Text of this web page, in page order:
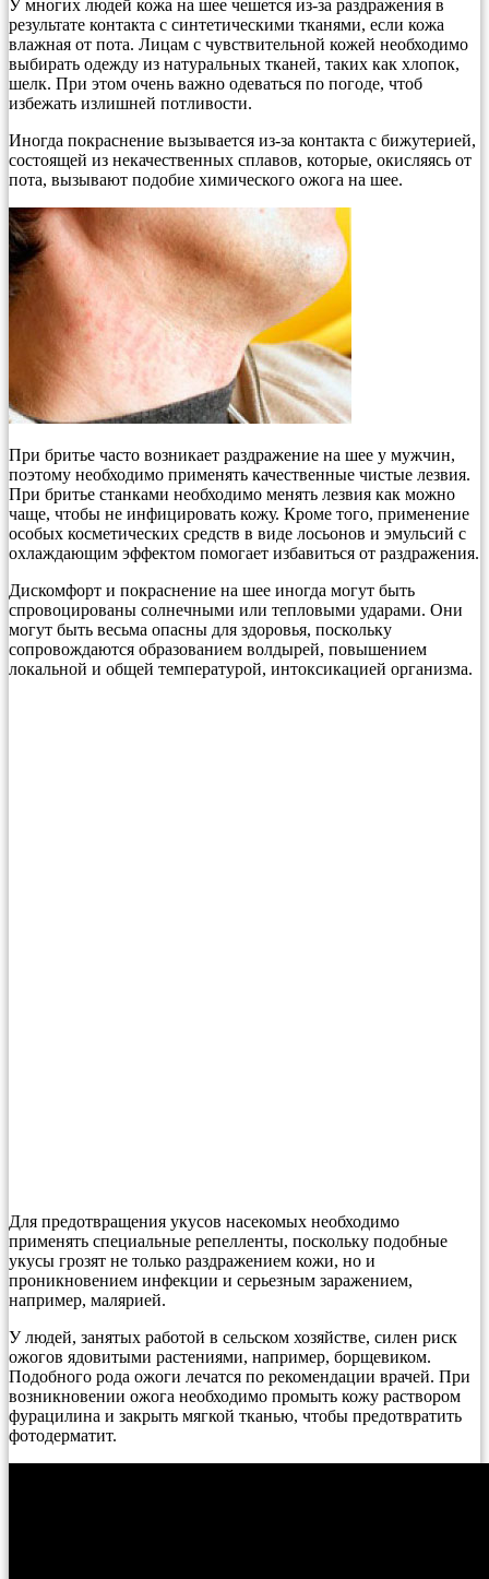
У многих людей кожа на шее чешется из-за раздражения в
результате контакта с синтетическими тканями, если кожа
влажная от пота. Лицам с чувствительной кожей необходимо
выбирать одежду из натуральных тканей, таких как хлопок,
шелк. При этом очень важно одеваться по погоде, чтоб
избежать излишней потливости.
Иногда покраснение вызывается из-за контакта с бижутерией,
состоящей из некачественных сплавов, которые, окисляясь от
пота, вызывают подобие химического ожога на шее.
При бритье часто возникает раздражение на шее у мужчин,
поэтому необходимо применять качественные чистые лезвия.
При бритье станками необходимо менять лезвия как можно
чаще, чтобы не инфицировать кожу. Кроме того, применение
особых косметических средств в виде лосьонов и эмульсий с
охлаждающим эффектом помогает избавиться от раздражения.
Дискомфорт и покраснение на шее иногда могут быть
спровоцированы солнечными или тепловыми ударами. Они
могут быть весьма опасны для здоровья, поскольку
сопровождаются образованием волдырей, повышением
локальной и общей температурой, интоксикацией организма.
Для предотвращения укусов насекомых необходимо
применять специальные репелленты, поскольку подобные
укусы грозят не только раздражением кожи, но и
проникновением инфекции и серьезным заражением,
например, малярией.
У людей, занятых работой в сельском хозяйстве, силен риск
ожогов ядовитыми растениями, например, борщевиком.
Подобного рода ожоги лечатся по рекомендации врачей. При
возникновении ожога необходимо промыть кожу раствором
фурацилина и закрыть мягкой тканью, чтобы предотвратить
фотодерматит.